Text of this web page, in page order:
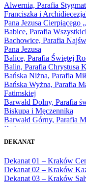
1968
1969
1970
1971
1972
1973
1974
1975
1976
1977
1978
1979
1980
1981
1983
1985
1986
1987
Alwernia, Parafia
Franciszka i
Pana Jezusa Cierpiącego
Babice, Parafia
Bachowice, Parafia
Pana Jezusa
Balice, Parafia Świętej
Balin, Parafia Chrystusa
Bańska Niżna, Parafia
Bańska Wyżna, Parafia
Fatimskiej
Barwałd Dolny, Parafia
Biskupa i Męczennika
Barwałd Górny, Parafia
Bożego
Bęczarka, Parafia Matki
Będkowice, Parafia
Panny Królowej
DEKANAT
Dekanat 01 – Kraków
Dekanat 02 – Kraków
Dekanat 03 – Kraków